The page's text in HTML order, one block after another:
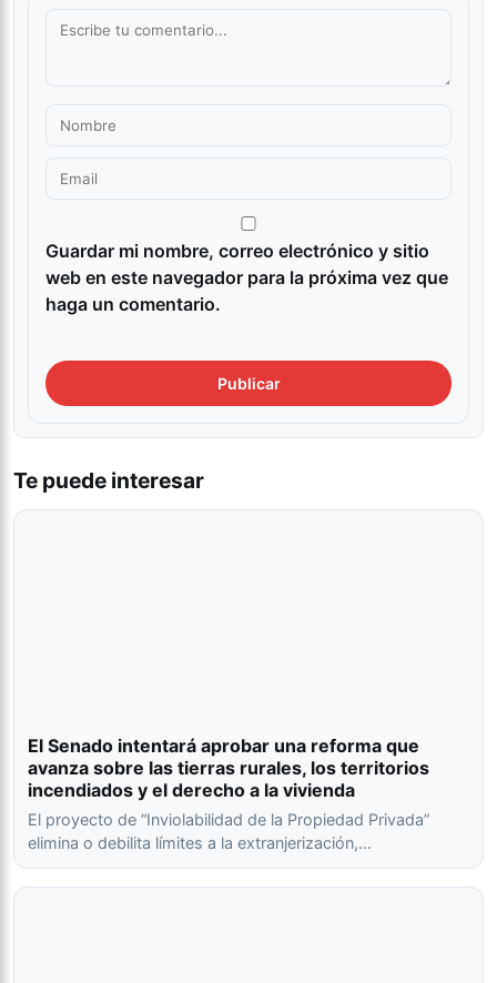
Guardar mi nombre, correo electrónico y sitio
web en este navegador para la próxima vez que
haga un comentario.
Te puede interesar
El Senado intentará aprobar una reforma que
avanza sobre las tierras rurales, los territorios
incendiados y el derecho a la vivienda
El proyecto de “Inviolabilidad de la Propiedad Privada”
elimina o debilita límites a la extranjerización,…